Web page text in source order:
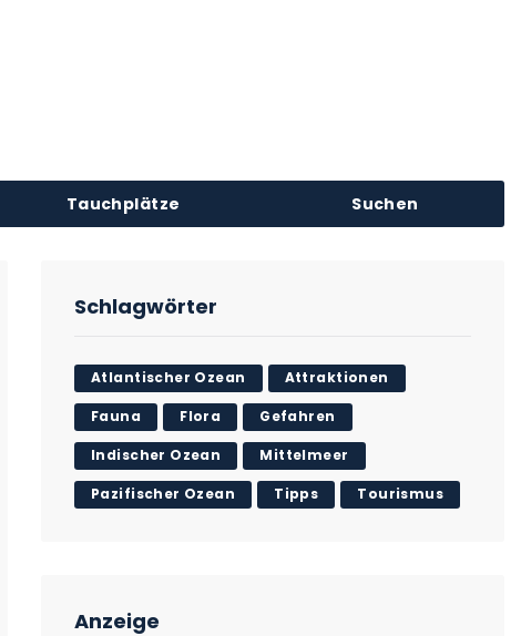
Tauchplätze Suchen
Schlagwörter
Atlantischer Ozean Attraktionen
Fauna Flora Gefahren
Indischer Ozean Mittelmeer
Pazifischer Ozean Tipps Tourismus
Anzeige